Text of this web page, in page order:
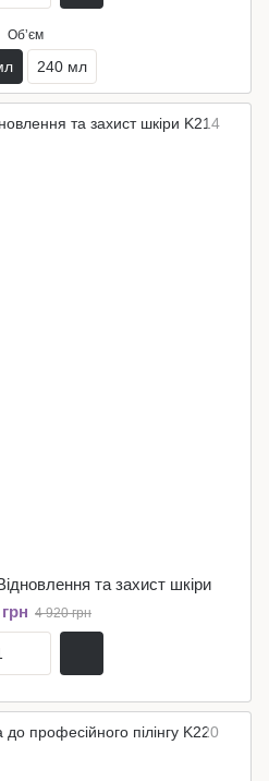
Обʼєм
240 мл
та захист шкіри
4 920 грн